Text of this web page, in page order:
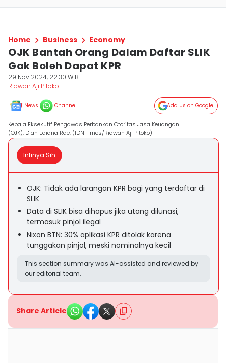
Home Business Economy
OJK Bantah Orang Dalam Daftar SLIK
Gak Boleh Dapat KPR
29 Nov 2024, 22:30 WIB
Ridwan Aji Pitoko
News Channel Add Us on Google
Kepala Eksekutif Pengawas Perbankan Otoritas Jasa Keuangan
(OJK), Dian Ediana Rae. (IDN Times/Ridwan Aji Pitoko)
Intinya Sih
OJK: Tidak ada larangan KPR bagi yang terdaftar di
SLIK
Data di SLIK bisa dihapus jika utang dilunasi,
termasuk pinjol ilegal
Nixon BTN: 30% aplikasi KPR ditolak karena
tunggakan pinjol, meski nominalnya kecil
This section summary was AI-assisted and reviewed by
our editorial team.
Share Article